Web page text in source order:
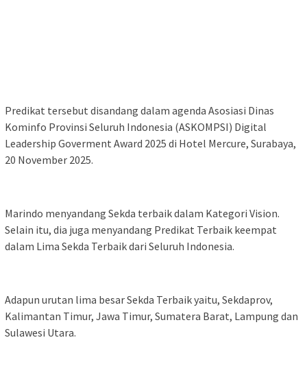
Predikat tersebut disandang dalam agenda Asosiasi Dinas
Kominfo Provinsi Seluruh Indonesia (ASKOMPSI) Digital
Leadership Goverment Award 2025 di Hotel Mercure, Surabaya,
20 November 2025.
Marindo menyandang Sekda terbaik dalam Kategori Vision.
Selain itu, dia juga menyandang Predikat Terbaik keempat
dalam Lima Sekda Terbaik dari Seluruh Indonesia.
Adapun urutan lima besar Sekda Terbaik yaitu, Sekdaprov,
Kalimantan Timur, Jawa Timur, Sumatera Barat, Lampung dan
Sulawesi Utara.